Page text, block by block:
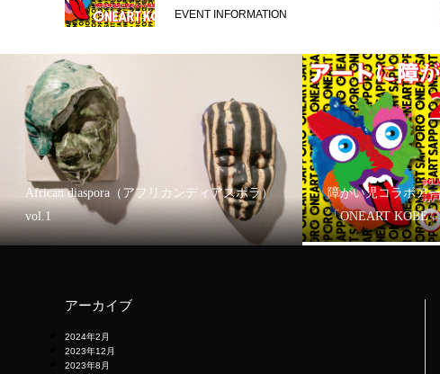
EVENT INFORMATION
African diaspora（アフリカンディアスポラ）
vol.1
障がい児コラボア
「ONEART KOBE
アーカイブ
2024年2月
2023年12月
2023年8月